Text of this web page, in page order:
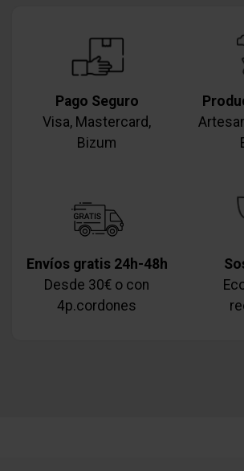
Pago Seguro
Visa, Mastercard,
Bizum
Envíos gratis 24h-48h
Desde 30€ o con
4p.cordones